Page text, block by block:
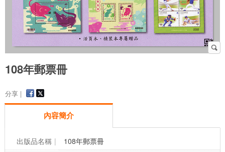
108年郵票冊
分享 |
內容簡介
出版品名稱
108年郵票冊